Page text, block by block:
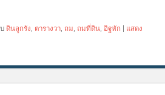
ดินลูกรัง ตารางวา ถม ถมที่ดิน อิฐหัก | แสดง